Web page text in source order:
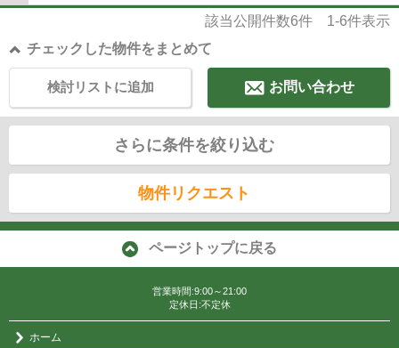
該当公開件数6件 1-6件表示
チェックした物件をまとめて
お問い合わせ
検討リストに追加
さらに条件を絞り込む
物件リクエスト
ページトップに戻る
営業時間:9:00～21:00
定休日:不定休
ホーム